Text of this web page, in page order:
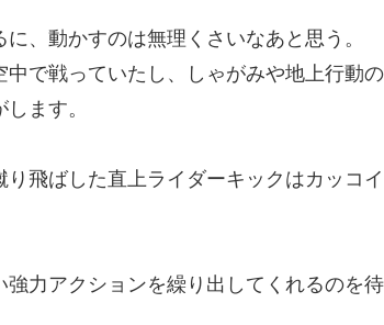
、動かすのは無理くさいなあと思う。
で戦っていたし、しゃがみや地上行動
ます。
飛ばした直上ライダーキックはカッコ
力アクションを繰り出してくれるのを待